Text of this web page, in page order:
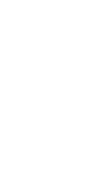
שחשים בטוב,
דם, לבוא
הדם של